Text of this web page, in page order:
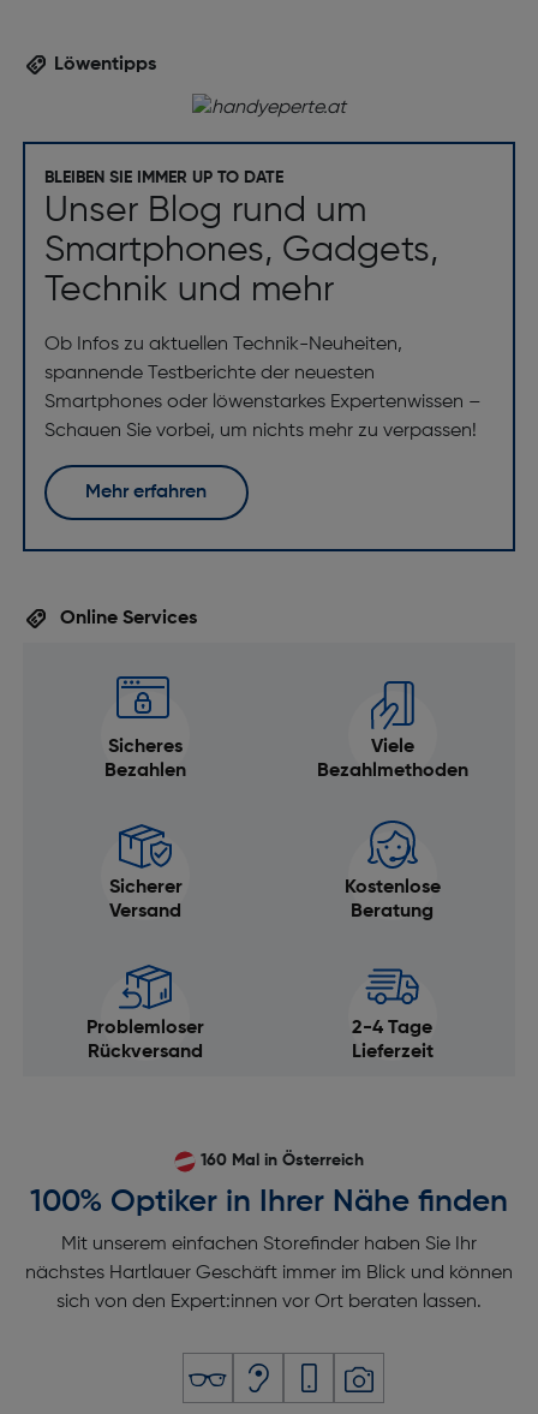
Löwentipps
BLEIBEN SIE IMMER UP TO DATE
Unser Blog rund um
Smartphones, Gadgets,
Technik und mehr
Ob Infos zu aktuellen Technik-Neuheiten,
spannende Testberichte der neuesten
Smartphones oder löwenstarkes Expertenwissen –
Schauen Sie vorbei, um nichts mehr zu verpassen!
Mehr erfahren
Online Services
Sicheres
Bezahlen
Viele
Bezahlmethoden
Sicherer
Versand
Kostenlose
Beratung
Problemloser
Rückversand
2-4 Tage
Lieferzeit
160 Mal in Österreich
100% Optiker in Ihrer Nähe finden
Mit unserem einfachen Storefinder haben Sie Ihr
nächstes Hartlauer Geschäft immer im Blick und können
sich von den Expert:innen vor Ort beraten lassen.